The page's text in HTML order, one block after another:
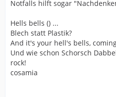
Notfalls hilft sogar
Hells bells () ...
Blech statt Plastik?
And it's your hell's bells,
Und wie schon Schorsch
rock!
cosamia